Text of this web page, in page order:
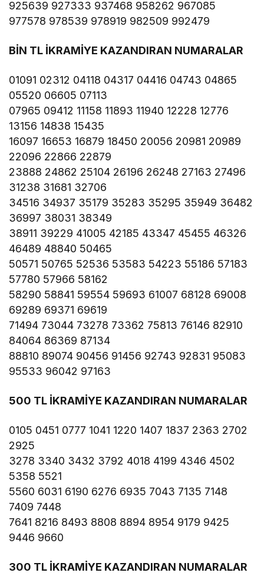
925639 927333 937468 958262 967085
977578 978539 978919 982509 992479
BİN TL İKRAMİYE KAZANDIRAN NUMARALAR
01091 02312 04118 04317 04416 04743 04865
05520 06605 07113
07965 09412 11158 11893 11940 12228 12776
13156 14838 15435
16097 16653 16879 18450 20056 20981 20989
22096 22866 22879
23888 24862 25104 26196 26248 27163 27496
31238 31681 32706
34516 34937 35179 35283 35295 35949 36482
36997 38031 38349
38911 39229 41005 42185 43347 45455 46326
46489 48840 50465
50571 50765 52536 53583 54223 55186 57183
57780 57966 58162
58290 58841 59554 59693 61007 68128 69008
69289 69371 69619
71494 73044 73278 73362 75813 76146 82910
84064 86369 87134
88810 89074 90456 91456 92743 92831 95083
95533 96042 97163
500 TL İKRAMİYE KAZANDIRAN NUMARALAR
0105 0451 0777 1041 1220 1407 1837 2363 2702
2925
3278 3340 3432 3792 4018 4199 4346 4502
5358 5521
5560 6031 6190 6276 6935 7043 7135 7148
7409 7448
7641 8216 8493 8808 8894 8954 9179 9425
9446 9660
300 TL İKRAMİYE KAZANDIRAN NUMARALAR